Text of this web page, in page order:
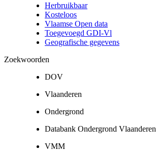
Herbruikbaar
Kosteloos
Vlaamse Open data
Toegevoegd GDI-Vl
Geografische gegevens
Zoekwoorden
DOV
Vlaanderen
Ondergrond
Databank Ondergrond Vlaanderen
VMM